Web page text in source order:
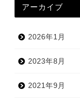
アーカイブ
2026年1月
2023年8月
2021年9月